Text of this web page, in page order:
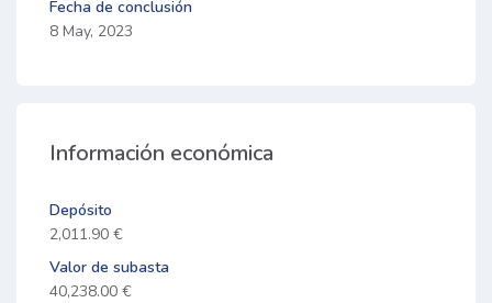
Fecha de conclusión
8 May, 2023
Información económica
Depósito
2,011.90 €
Valor de subasta
40,238.00 €